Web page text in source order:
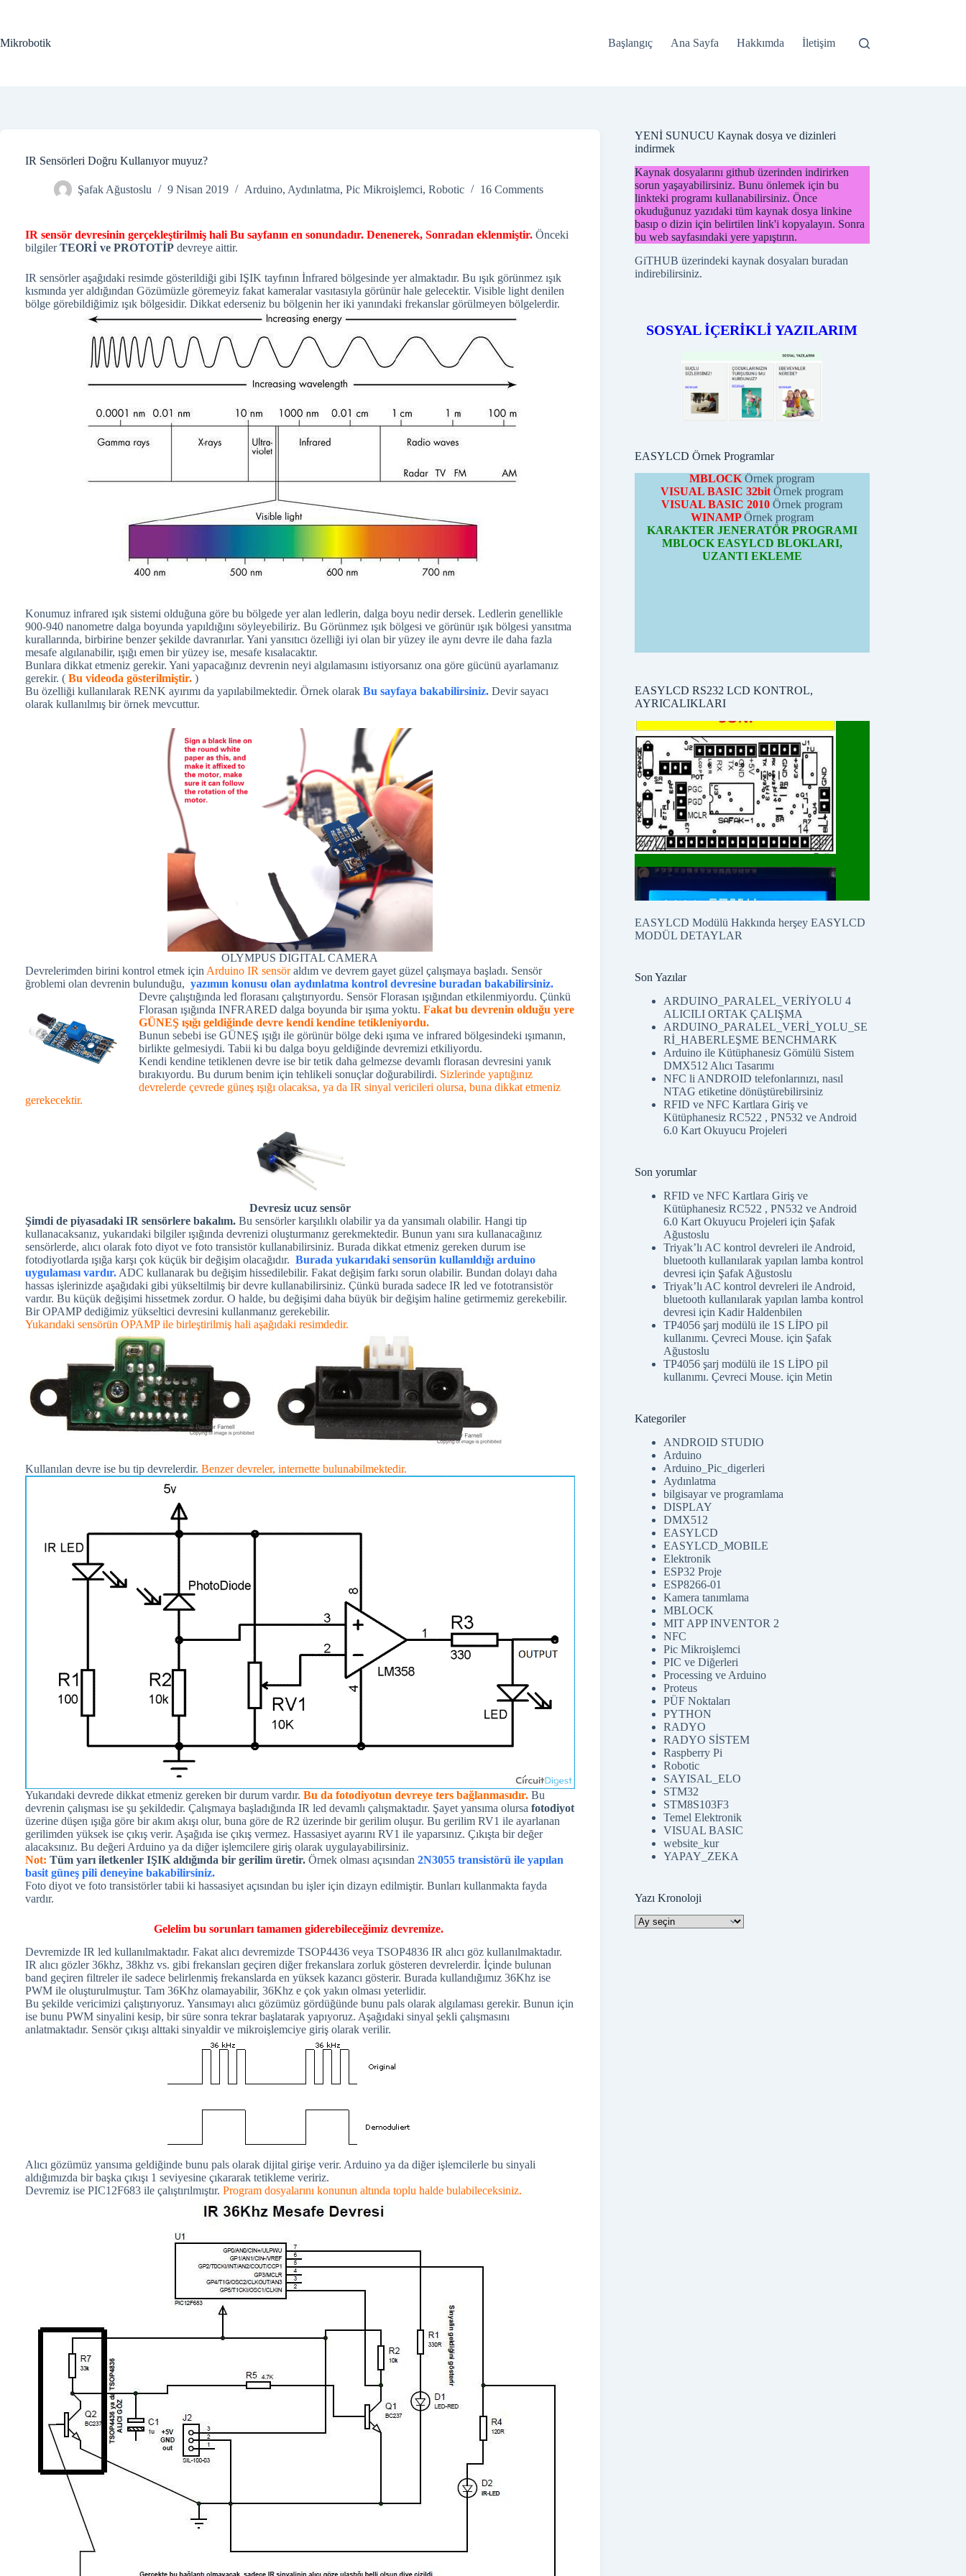
Mikrobotik
Başlangıç Ana Sayfa Hakkımda İletişim
IR Sensörleri Doğru Kullanıyor muyuz?
Şafak Ağustoslu 9 Nisan 2019 Arduino, Aydınlatma, Pic Mikroişlemci, Robotic 16 Comments
IR sensör devresinin gerçekleştirilmiş hali Bu sayfanın en sonundadır. Denenerek, Sonradan eklenmiştir. Önceki
bilgilerTEORİ ve PROTOTİP devreye aittir.
IR sensörler aşağıdaki resimde gösterildiği gibi IŞIK tayfının İnfrared bölgesinde yer almaktadır. Bu ışık görünmez ışık
kısmında yer aldığından Gözümüzle göremeyiz fakat kameralar vasıtasıyla görünür hale gelecektir. Visible light denilen
bölge görebildiğimiz ışık bölgesidir. Dikkat ederseniz bu bölgenin her iki yanındaki frekanslar görülmeyen bölgelerdir.
Konumuz infrared ışık sistemi olduğuna göre bu bölgede yer alan ledlerin, dalga boyu nedir dersek. Ledlerin genellikle
900-940 nanometre dalga boyunda yapıldığını söyleyebiliriz. Bu Görünmez ışık bölgesi ve görünür ışık bölgesi yansıtma
kurallarında, birbirine benzer şekilde davranırlar. Yani yansıtıcı özelliği iyi olan bir yüzey ile aynı devre ile daha fazla
mesafe algılanabilir, ışığı emen bir yüzey ise, mesafe kısalacaktır.
Bunlara dikkat etmeniz gerekir. Yani yapacağınız devrenin neyi algılamasını istiyorsanız ona göre gücünü ayarlamanız
gerekir. ( Bu videoda gösterilmiştir. )
Bu özelliği kullanılarak RENK ayırımı da yapılabilmektedir. Örnek olarak Bu sayfaya bakabilirsiniz. Devir sayacı
olarak kullanılmış bir örnek mevcuttur.
OLYMPUS DIGITAL CAMERA
Devrelerimden birini kontrol etmek için Arduino IR sensöraldım ve devrem gayet güzel çalışmaya başladı. Sensör
ğroblemi olan devrenin bulunduğu, yazımın konusu olan aydınlatma kontrol devresine buradan bakabilirsiniz.
Devre çalıştığında led florasanı çalıştırıyordu. Sensör Florasan ışığından etkilenmiyordu. Çünkü
Florasan ışığında INFRARED dalga boyunda bir ışıma yoktu. Fakat bu devrenin olduğu yere
GÜNEŞ ışığı geldiğinde devre kendi kendine tetikleniyordu.
Bunun sebebi ise GÜNEŞ ışığı ile görünür bölge deki ışıma ve infrared bölgesindeki ışımanın,
birlikte gelmesiydi. Tabii ki bu dalga boyu geldiğinde devremizi etkiliyordu.
Kendi kendine tetiklenen devre ise bir tetik daha gelmezse devamlı florasan devresini yanık
bırakıyordu. Bu durum benim için tehlikeli sonuçlar doğurabilirdi. Sizlerinde yaptığınız
devrelerde çevrede güneş ışığı olacaksa, ya da IR sinyal vericileri olursa, buna dikkat etmeniz
gerekecektir.
Devresiz ucuz sensör
Şimdi de piyasadaki IR sensörlere bakalım. Bu sensörler karşılıklı olabilir ya da yansımalı olabilir. Hangi tip
kullanacaksanız, yukarıdaki bilgiler ışığında devrenizi oluşturmanız gerekmektedir. Bunun yanı sıra kullanacağınız
sensörlerde, alıcı olarak foto diyot ve foto transistör kullanabilirsiniz. Burada dikkat etmeniz gereken durum ise
fotodiyotlarda ışığa karşı çok küçük bir değişim olacağıdır. Burada yukarıdaki sensorün kullanıldığı arduino
uygulaması vardır. ADC kullanarak bu değişim hissedilebilir. Fakat değişim farkı sorun olabilir. Bundan dolayı daha
hassas işlerinizde aşağıdaki gibi yükseltilmiş bir devre kullanabilirsiniz. Çünkü burada sadece IR led ve fototransistör
vardır. Bu küçük değişimi hissetmek zordur. O halde, bu değişimi daha büyük bir değişim haline getirmemiz gerekebilir.
Bir OPAMP dediğimiz yükseltici devresini kullanmanız gerekebilir.
Yukarıdaki sensörün OPAMP ile birleştirilmiş hali aşağıdaki resimdedir.
Kullanılan devre ise bu tip devrelerdir. Benzer devreler, internette bulunabilmektedir.
Yukarıdaki devrede dikkat etmeniz gereken bir durum vardır. Bu da fotodiyotun devreye ters bağlanmasıdır. Bu
devrenin çalışması ise şu şekildedir. Çalışmaya başladığında IR led devamlı çalışmaktadır. Şayet yansıma olursa fotodiyot
üzerine düşen ışığa göre bir akım akışı olur, buna göre de R2 üzerinde bir gerilim oluşur. Bu gerilim RV1 ile ayarlanan
gerilimden yüksek ise çıkış verir. Aşağıda ise çıkış vermez. Hassasiyet ayarını RV1 ile yaparsınız. Çıkışta bir değer
alacaksınız. Bu değeri Arduino ya da diğer işlemcilere giriş olarak uygulayabilirsiniz.
Not: Tüm yarı iletkenler IŞIK aldığında bir gerilim üretir. Örnek olması açısından 2N3055 transistörü ile yapılan
basit güneş pili deneyine bakabilirsiniz.
Foto diyot ve foto transistörler tabii ki hassasiyet açısından bu işler için dizayn edilmiştir. Bunları kullanmakta fayda
vardır.
Gelelim bu sorunları tamamen giderebileceğimiz devremize.
Devremizde IR led kullanılmaktadır. Fakat alıcı devremizde TSOP4436 veya TSOP4836 IR alıcı göz kullanılmaktadır.
IR alıcı gözler 36khz, 38khz vs. gibi frekansları geçiren diğer frekanslara zorluk gösteren devrelerdir. İçinde bulunan
band geçiren filtreler ile sadece belirlenmiş frekanslarda en yüksek kazancı gösterir. Burada kullandığımız 36Khz ise
PWM ile oluşturulmuştur. Tam 36Khz olamayabilir, 36Khz e çok yakın olması yeterlidir.
Bu şekilde vericimizi çalıştırıyoruz. Yansımayı alıcı gözümüz gördüğünde bunu pals olarak algılaması gerekir. Bunun için
ise bunu PWM sinyalini kesip, bir süre sonra tekrar başlatarak yapıyoruz. Aşağıdaki sinyal şekli çalışmasını
anlatmaktadır. Sensör çıkışı alttaki sinyaldir ve mikroişlemciye giriş olarak verilir.
Alıcı gözümüz yansıma geldiğinde bunu pals olarak dijital girişe verir. Arduino ya da diğer işlemcilerle bu sinyali
aldığımızda bir başka çıkışı 1 seviyesine çıkararak tetikleme veririz.
Devremiz ise PIC12F683 ile çalıştırılmıştır. Program dosyalarını konunun altında toplu halde bulabileceksiniz.
YENİ SUNUCU Kaynak dosya ve dizinleri
indirmek
Kaynak dosyalarını github üzerinden indirirken
sorun yaşayabilirsiniz. Bunu önlemek için bu
linkteki programı kullanabilirsiniz. Önce
okuduğunuz yazıdaki tüm kaynak dosya linkine
basıp o dizin için belirtilen link'i kopyalayın. Sonra
bu web sayfasındaki yere yapıştırın.
GiTHUB üzerindeki kaynak dosyaları buradan
indirebilirsiniz.
SOSYAL İÇERİKLİ YAZILARIM
EASYLCD Örnek Programlar
EASYLCD MODÜLÜ
ÖRNEK PROGRAMLARI
PICBASICÖrnek programları
PROTONBASIC
ARDUİNO
Örnek programları
CCS-C
Örnek program
PYTHONÖrnek program
VISUAL BASIC 32bit
VISUAL BASIC 2010Örnek program
WINAMPÖrnek program
KARAKTER JENERATÖR PROGRAMI
MBLOCK EASYLCD BLOKLARI,
UZANTI EKLEME
EASYLCD RS232 LCD KONTROL,
AYRICALIKLARI
EASYLCD Modülü Hakkında herşeyEASYLCD
MODÜL DETAYLAR
Son Yazılar
ARDUINO_PARALEL_VERİYOLU 4
ALICILI ORTAK ÇALIŞMA
ARDUINO_PARALEL_VERİ_YOLU_SE
Rİ_HABERLEŞME BENCHMARK
Arduino ile Kütüphanesiz Gömülü Sistem
DMX512 Alıcı Tasarımı
NFC li ANDROID telefonlarınızı, nasıl
NTAG etiketine dönüştürebilirsiniz
RFID ve NFC Kartlara Giriş ve
Kütüphanesiz RC522 , PN532 ve Android
6.0 Kart Okuyucu Projeleri
Son yorumlar
RFID ve NFC Kartlara Giriş ve
Kütüphanesiz RC522 , PN532 ve Android
6.0 Kart Okuyucu Projeleri için Şafak
Ağustoslu
Triyak’lı AC kontrol devreleri ile Android,
bluetooth kullanılarak yapılan lamba kontrol
devresi için Şafak Ağustoslu
Triyak’lı AC kontrol devreleri ile Android,
bluetooth kullanılarak yapılan lamba kontrol
devresi içinKadir Haldenbilen
TP4056 şarj modülü ile 1S LİPO pil
kullanımı. Çevreci Mouse. için Şafak
Ağustoslu
TP4056 şarj modülü ile 1S LİPO pil
kullanımı. Çevreci Mouse. içinMetin
Kategoriler
ANDROID STUDIO
Arduino
Arduino_Pic_digerleri
Aydınlatma
bilgisayar ve programlama
DISPLAY
DMX512
EASYLCD
EASYLCD_MOBILE
Elektronik
ESP32 Proje
ESP8266-01
Kamera tanımlama
MBLOCK
MIT APP INVENTOR 2
NFC
Pic Mikroişlemci
PIC ve Diğerleri
Processing ve Arduino
Proteus
PÜF Noktaları
PYTHON
RADYO
RADYO SİSTEM
Raspberry Pi
Robotic
SAYISAL_ELO
STM32
STM8S103F3
Temel Elektronik
VISUAL BASIC
website_kur
YAPAY_ZEKA
Yazı Kronoloji
Yazı
Kronoloji